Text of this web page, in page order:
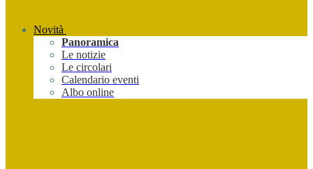
Novità
Panoramica
Le notizie
Le circolari
Calendario eventi
Albo online